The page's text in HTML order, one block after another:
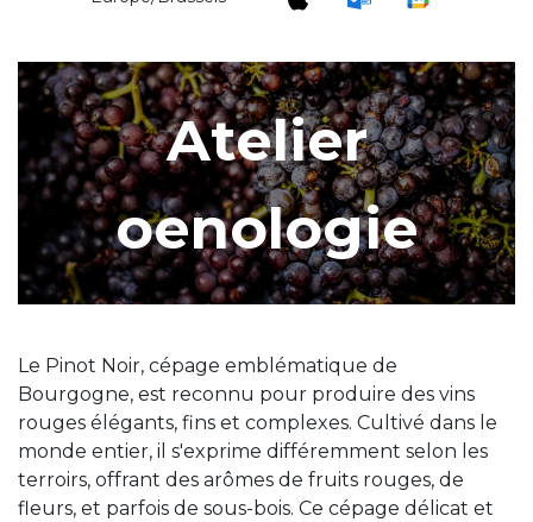
Atelier
oenologie
Le Pinot Noir, cépage emblématique de
Bourgogne, est reconnu pour produire des vins
rouges élégants, fins et complexes. Cultivé dans le
monde entier, il s'exprime différemment selon les
terroirs, offrant des arômes de fruits rouges, de
fleurs, et parfois de sous-bois. Ce cépage délicat et